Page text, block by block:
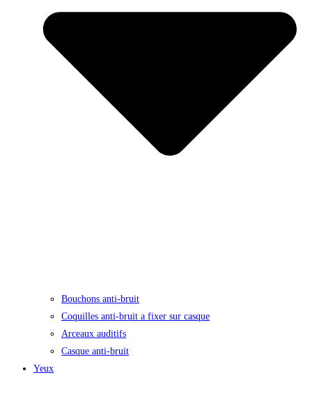
Bouchons anti-bruit
Coquilles anti-bruit a fixer sur casque
Arceaux auditifs
Casque anti-bruit
Yeux